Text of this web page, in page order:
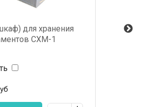
для хранения
СХМ-1